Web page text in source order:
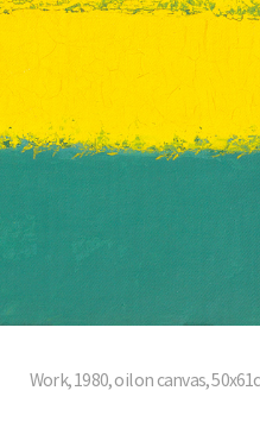
Work, 1980, oil on canvas,